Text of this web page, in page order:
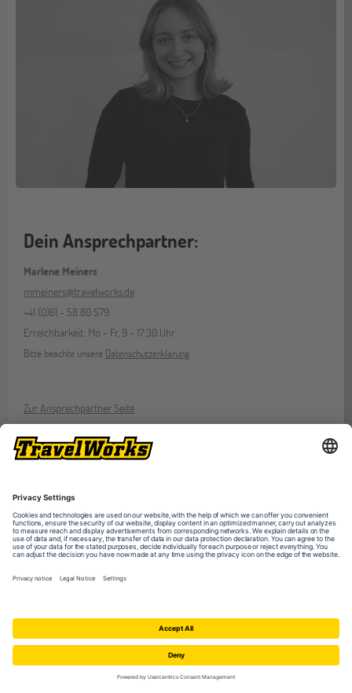
Dein Ansprechpartner:
Marlene Meiners
mmeiners@travelworks.de
+41 (0)61 - 58 80 579
Erreichbarkeit: Mo - Fr, 9 - 17:30 Uhr
Bitte beachte unsere Datenschutzerklärung
Zur Ansprechpartner Seite
27
AUG
ONLINE
Online-Infoabend: Ab ins Ausland
29 ONLINE
Online-Infoabend: Ab ins Ausland